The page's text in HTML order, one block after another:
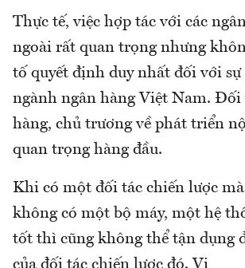
Thực tế, việc hợp tác với các
ngoài rất quan trọng nhưng
tố quyết định duy nhất đối với
ngành ngân hàng Việt Nam.
hàng, chủ trương về phát triển
quan trọng hàng đầu.
Khi có một đối tác chiến lược
không có một bộ máy, một hệ
tốt thì cũng không thể tận dụng